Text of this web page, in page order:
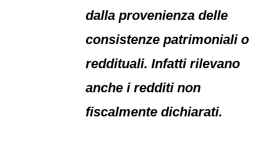
dalla provenienza delle
consistenze patrimoniali o
reddituali. Infatti rilevano
anche i redditi non
fiscalmente dichiarati.